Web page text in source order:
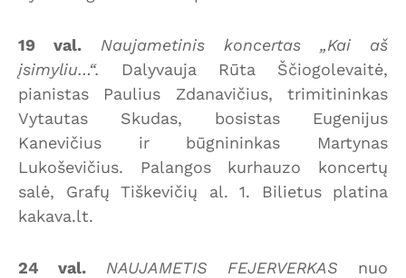
19 val.
Naujametinis koncertas „Kai aš
įsimyliu…“. Dalyvauja Rūta Ščiogolevaitė,
pianistas Paulius Zdanavičius, trimitininkas
Vytautas Skudas, bosistas Eugenijus
Kanevičius ir būgnininkas Martynas
Lukoševičius. Palangos kurhauzo koncertų
salė, Grafų Tiškevičių al. 1. Bilietus platina
kakava.lt.
24 val. NAUJAMETIS FEJERVERKAS nuo